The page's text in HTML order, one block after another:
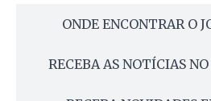
ONDE ENCONTRAR O
RECEBA AS NOTÍCIAS